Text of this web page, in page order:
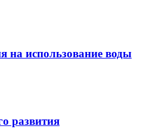
на использование воды
развития